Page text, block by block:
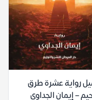
تحميل رواية ‫عشرة طرق
– إيمان الجداوي